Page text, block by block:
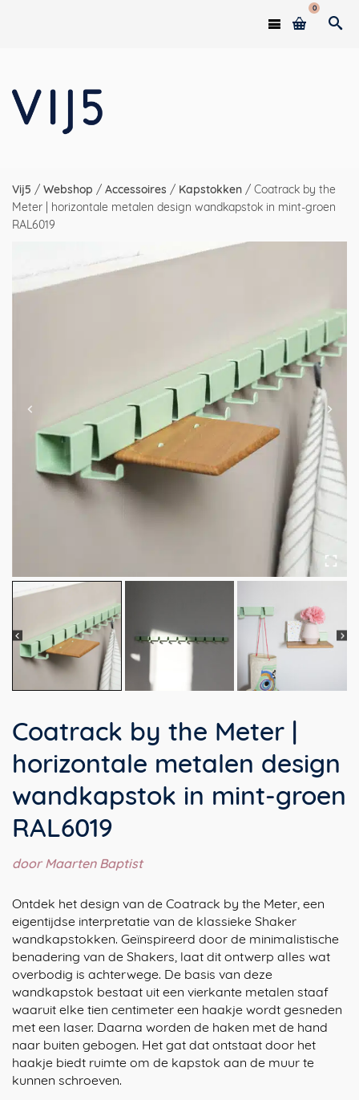
0
Vij5 / Webshop / Accessoires / Kapstokken / Coatrack by the
Meter | horizontale metalen design wandkapstok in mint-groen
RAL6019
Coatrack by the Meter |
horizontale metalen design
wandkapstok in mint-groen
RAL6019
door Maarten Baptist
Ontdek het design van de Coatrack by the Meter, een
eigentijdse interpretatie van de klassieke Shaker
wandkapstokken. Geïnspireerd door de minimalistische
benadering van de Shakers, laat dit ontwerp alles wat
overbodig is achterwege. De basis van deze
wandkapstok bestaat uit een vierkante metalen staaf
waaruit elke tien centimeter een haakje wordt gesneden
met een laser. Daarna worden de haken met de hand
naar buiten gebogen. Het gat dat ontstaat door het
haakje biedt ruimte om de kapstok aan de muur te
kunnen schroeven.⁠